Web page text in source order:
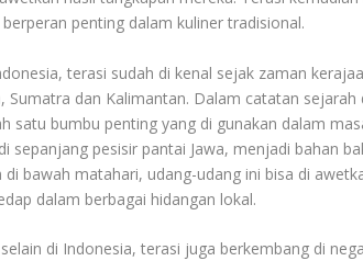
penting dalam kuliner tradisional.
terasi sudah di kenal sejak zaman
Sumatra dan Kalimantan. Dalam catatan
satu bumbu penting yang di gunakan dalam
sepanjang pesisir pantai Jawa, menjadi bahan
di bawah matahari, udang-udang ini bisa di
dalam berbagai hidangan lokal.
di Indonesia, terasi juga berkembang di